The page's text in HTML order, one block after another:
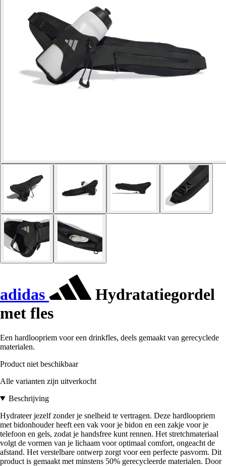
adidas
Hydratatiegordel
met fles
Een hardloopriem voor een drinkfles, deels gemaakt van gerecyclede
materialen.
Product niet beschikbaar
Alle varianten zijn uitverkocht
Beschrijving
Hydrateer jezelf zonder je snelheid te vertragen. Deze hardloopriem
met bidonhouder heeft een vak voor je bidon en een zakje voor je
telefoon en gels, zodat je handsfree kunt rennen. Het stretchmateriaal
volgt de vormen van je lichaam voor optimaal comfort, ongeacht de
afstand. Het verstelbare ontwerp zorgt voor een perfecte pasvorm. Dit
product is gemaakt met minstens 50% gerecycleerde materialen. Door